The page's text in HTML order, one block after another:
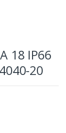
18 IP66
20